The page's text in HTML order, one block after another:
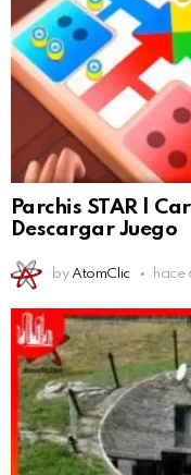
Parchis STAR |
Descargar Juego
by AtomClic hace